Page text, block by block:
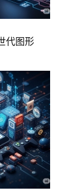
代图形